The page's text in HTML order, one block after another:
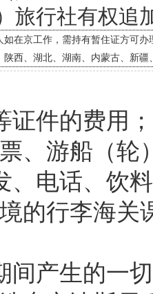
旅行社有权追
在京工作，需持有暂住证方可办
西、湖北、湖南、内蒙古、新疆
证件的费用
、游船（轮
、电话、饮
的行李海
间产生的一